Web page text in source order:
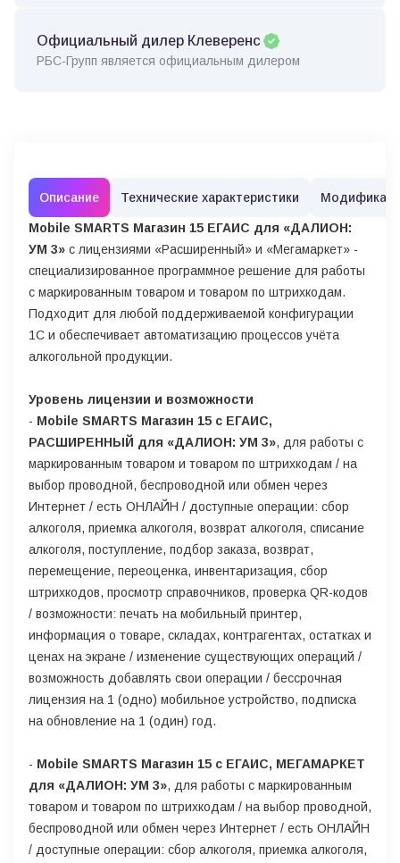
Официальный дилер Клеверенс
РБС-Групп является официальным дилером
Описание Технические характеристики
Mobile SMARTS Магазин 15 ЕГАИС для «ДАЛИОН:
УМ 3» с лицензиями «Расширенный» и «Мегамаркет» -
специализированное программное решение для работы
с маркированным товаром и товаром по штрихкодам.
Подходит для любой поддерживаемой конфигурации
1С и обеспечивает автоматизацию процессов учёта
алкогольной продукции.
Уровень лицензии и возможности
- Mobile SMARTS Магазин 15 с ЕГАИС,
РАСШИРЕННЫЙ для «ДАЛИОН: УМ 3», для работы с
маркированным товаром и товаром по штрихкодам / на
выбор проводной, беспроводной или обмен через
Интернет / есть ОНЛАЙН / доступные операции: сбор
алкоголя, приемка алкоголя, возврат алкоголя, списание
алкоголя, поступление, подбор заказа, возврат,
перемещение, переоценка, инвентаризация, сбор
штрихкодов, просмотр справочников, проверка QR-кодов
/ возможности: печать на мобильный принтер,
информация о товаре, складах, контрагентах, остатках и
ценах на экране / изменение существующих операций /
возможность добавлять свои операции / бессрочная
лицензия на 1 (одно) мобильное устройство, подписка
на обновление на 1 (один) год.
- Mobile SMARTS Магазин 15 с ЕГАИС, МЕГАМАРКЕТ
для «ДАЛИОН: УМ 3», для работы с маркированным
товаром и товаром по штрихкодам / на выбор проводной,
беспроводной или обмен через Интернет / есть ОНЛАЙН
/ доступные операции: сбор алкоголя, приемка алкоголя,